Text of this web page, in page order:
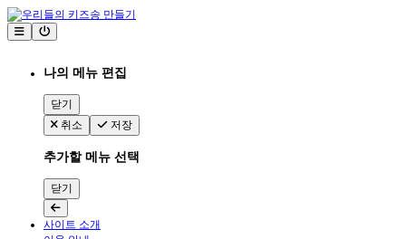
나의 메뉴 편집
닫기
취소
저장
추가할 메뉴 선택
닫기
사이트 소개